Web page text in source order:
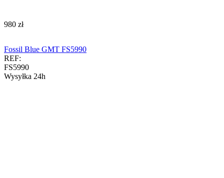
‍980‍ zł
Fossil Blue GMT FS5990
REF:
FS5990
Wysyłka 24h